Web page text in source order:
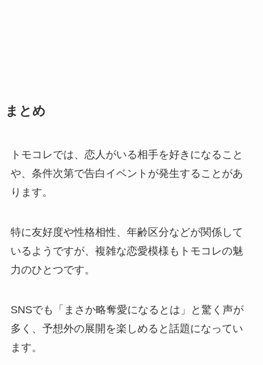
まとめ
トモコレでは、恋人がいる相手を好きになること
や、条件次第で告白イベントが発生することがあ
ります。
特に友好度や性格相性、年齢区分などが関係して
いるようですが、複雑な恋愛模様もトモコレの魅
力のひとつです。
SNSでも「まさか略奪愛になるとは」と驚く声が
多く、予想外の展開を楽しめると話題になってい
ます。